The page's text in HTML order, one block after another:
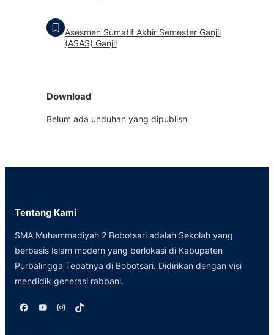
Asesmen Sumatif Akhir Semester Ganjil
(ASAS) Ganjil
Download
Belum ada unduhan yang dipublish
Tentang Kami
SMA Muhammadiyah 2 Bobotsari adalah Sekolah yang
berbasis Islam modern yang berlokasi di Kabupaten
Purbalingga Tepatnya di Bobotsari. Didirikan dengan visi
mendidik generasi rabbani.
Facebook YouTube Instagram TikTok